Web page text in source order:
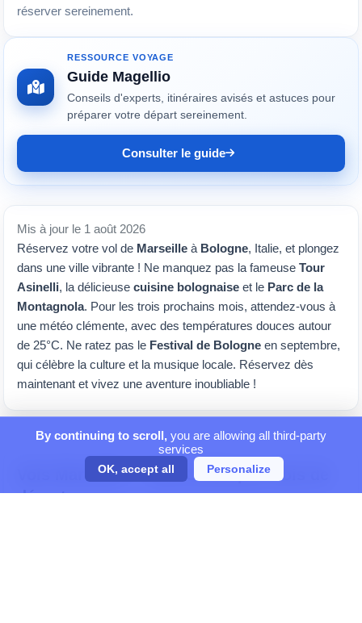
réserver sereinement.
RESSOURCE VOYAGE
Guide Magellio
Conseils d'experts, itinéraires avisés et astuces pour
préparer votre départ sereinement.
Consulter le guide
Mis à jour le 1 août 2026
Réservez votre vol de Marseille à Bologne, Italie, et plongez
dans une ville vibrante ! Ne manquez pas la fameuse Tour
Asinelli, la délicieuse cuisine bolognaise et le Parc de la
Montagnola. Pour les trois prochains mois, attendez-vous à
une météo clémente, avec des températures douces autour
de 25°C. Ne ratez pas le Festival de Bologne en septembre,
qui célèbre la culture et la musique locale. Réservez dès
maintenant et vivez une aventure inoubliable !
Vols Marseille — BOLOGNE par mois de
départ
By continuing to scroll, you are allowing all third-party
services
OK, accept all Personalize